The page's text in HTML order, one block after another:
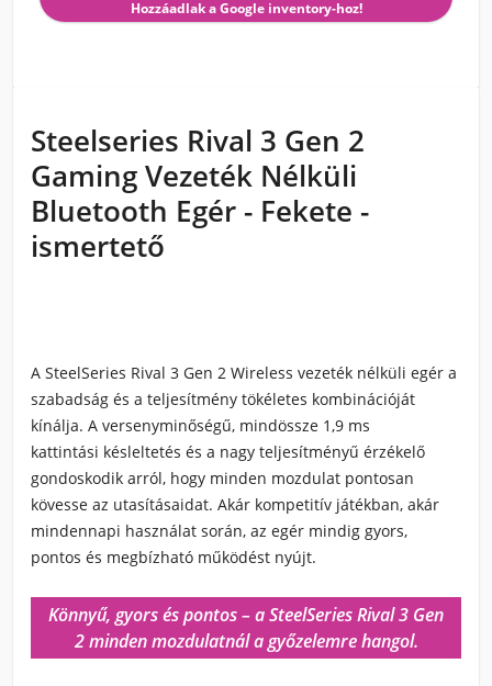
Hozzáadlak a Google inventory-hoz!
Steelseries Rival 3 Gen 2
Gaming Vezeték Nélküli
Bluetooth Egér - Fekete -
ismertető
A SteelSeries Rival 3 Gen 2 Wireless vezeték nélküli egér a
szabadság és a teljesítmény tökéletes kombinációját
kínálja. A versenyminőségű, mindössze 1,9 ms
kattintási késleltetés és a nagy teljesítményű érzékelő
gondoskodik arról, hogy minden mozdulat pontosan
kövesse az utasításaidat. Akár kompetitív játékban, akár
mindennapi használat során, az egér mindig gyors,
pontos és megbízható működést nyújt.
Könnyű, gyors és pontos – a SteelSeries Rival 3 Gen
2 minden mozdulatnál a győzelemre hangol.